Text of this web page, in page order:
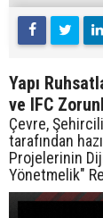
Yapı
ve IFC
Çevre,
tarafından
Projelerinin
Yönetmelik"